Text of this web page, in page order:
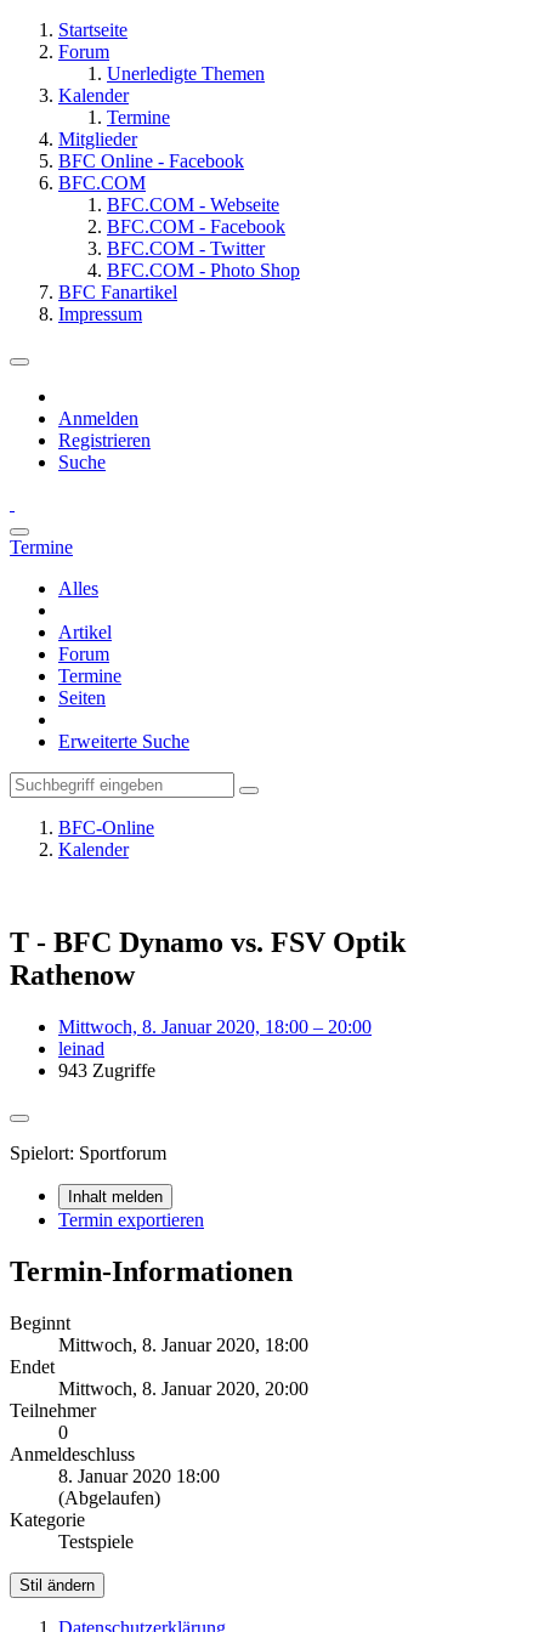
Startseite
Forum
Unerledigte Themen
Kalender
Termine
Mitglieder
BFC Online - Facebook
BFC.COM
BFC.COM - Webseite
BFC.COM - Facebook
BFC.COM - Twitter
BFC.COM - Photo Shop
BFC Fanartikel
Impressum
Anmelden
Registrieren
Suche
Termine
Alles
Artikel
Forum
Termine
Seiten
Erweiterte Suche
BFC-Online
Kalender
T - BFC Dynamo vs. FSV Optik
Rathenow
Mittwoch, 8. Januar 2020, 18:00 – 20:00
leinad
943 Zugriffe
Spielort: Sportforum
Inhalt melden
Termin exportieren
Termin-Informationen
Beginnt
Mittwoch, 8. Januar 2020, 18:00
Endet
Mittwoch, 8. Januar 2020, 20:00
Teilnehmer
0
Anmeldeschluss
8. Januar 2020 18:00
(Abgelaufen)
Kategorie
Testspiele
Stil ändern
Datenschutzerklärung